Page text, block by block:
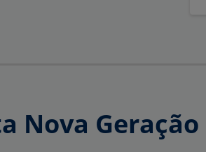
Nova Geração